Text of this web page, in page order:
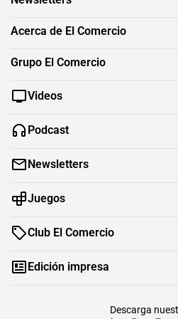
Acerca de El Comercio
Grupo El Comercio
Videos
Podcast
Newsletters
Juegos
Club El Comercio
Edición impresa
Descarga